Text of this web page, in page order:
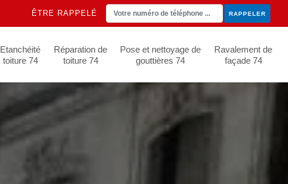
ÊTRE RAPPELÉ
Etanchéité
toiture 74
Réparation de
toiture 74
Pose et nettoyage de
gouttières 74
Ravalement de
façade 74